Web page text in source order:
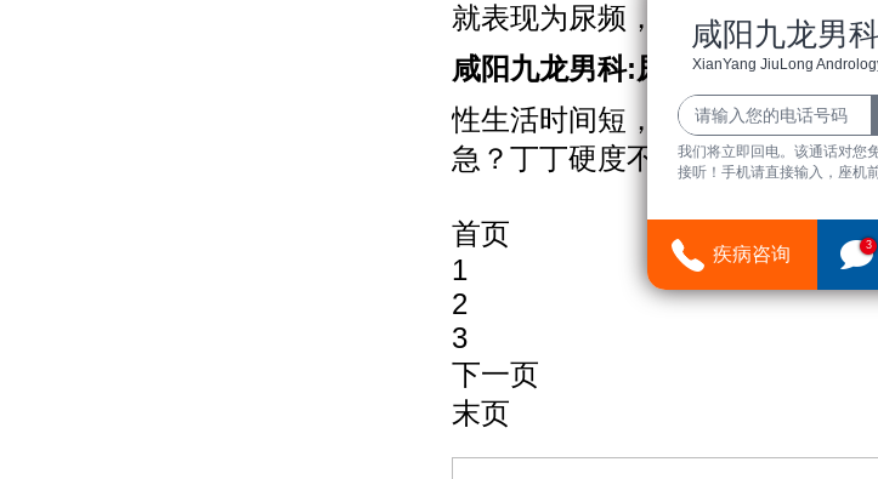
就表现为尿频，尿急，当然了不
咸阳九龙男科:尿频尿急？丁丁硬
性生活时间短，射精太快？包皮
急？丁丁硬度不够？咸阳男人男
首页
1
2
3
下一页
末页
咸阳九龙男
XianYang JiuLong
我们将立即回电。该通话对您
接听！手机请直接输入，座机
疾病咨询 3